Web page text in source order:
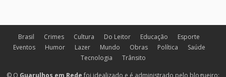
Brasil Crimes Cultura Do Leitor Educação
Esporte
Eventos
Humor Lazer Mundo Obras Política
Saúde
Tecnologia
Trânsito